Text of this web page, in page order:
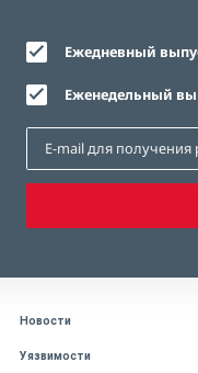
Ежедневный
Еженедельный
Новости
Уязвимости